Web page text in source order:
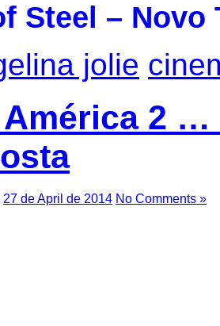
Steel – Novo
jolie
2 …
27 de April de 2014 No Comments »